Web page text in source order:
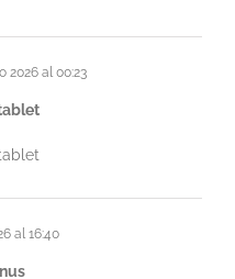
2026 al 00:23
al 16:40